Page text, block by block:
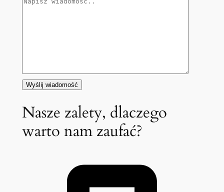
Nasze zalety, dlaczego
warto nam zaufać?